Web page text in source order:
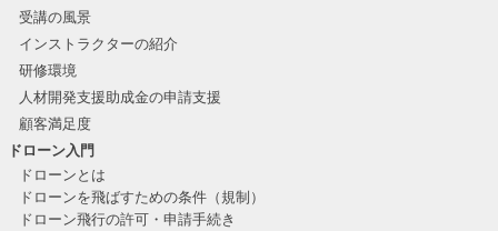
受講の風景
インストラクターの紹介
研修環境
人材開発支援助成金の申請支援
顧客満足度
ドローン入門
ドローンとは
ドローンを飛ばすための条件（規制）
ドローン飛行の許可・申請手続き